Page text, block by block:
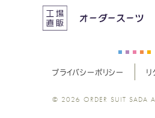
ス
ツ
ス
ー
ー
ツ
プライバシーポリシー リ
© 2026 ORDER SUIT SADA